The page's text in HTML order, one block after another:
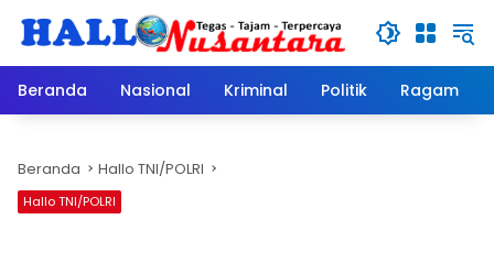
Beranda
Nasional Kriminal Politik Ragam
Beranda Hallo TNI/POLRI
Hallo TNI/POLRI